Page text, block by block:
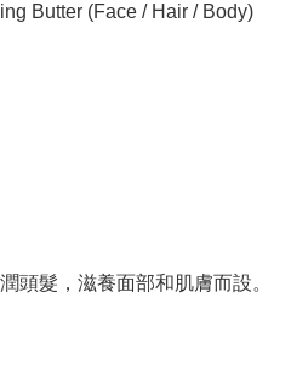
Butter (Face / Hair / Body)
頭髮，滋養面部和肌膚而設。